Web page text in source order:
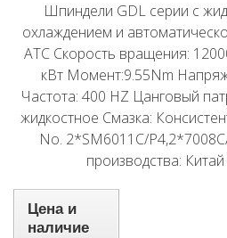
Шпиндели GDL серии с
охлаждением и
ATC Скорость вращения:
кВт Момент:9.55Nm
Частота: 400 HZ Цанговый
жидкостное Смазка:
No. 2*SM6011C/
производства:
Цена и
наличие